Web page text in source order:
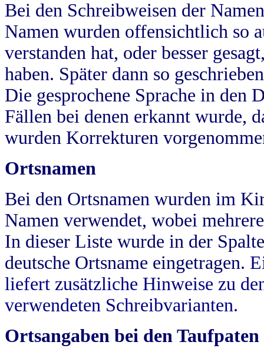
Bei den Schreibweisen der
Namen wurden offensichtlich so
verstanden hat, oder besser
haben. Später dann so
Die gesprochene Sprache in
Fällen bei denen erkannt wurde,
wurden Korrekturen
Ortsnamen
Bei den Ortsnamen wurden im
Namen verwendet, wobei
In dieser Liste wurde in der
deutsche Ortsname eingetragen.
liefert zusätzliche Hinweise zu
verwendeten Schreibvarianten.
Ortsangaben bei den Taufpaten